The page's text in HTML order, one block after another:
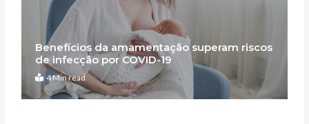
Benefícios da amamentação superam riscos
de infecção por COVID-19
4 Min read